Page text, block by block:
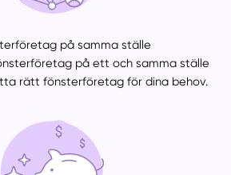
på samma ställe
på ett och samma ställe
rätt fönsterföretag för dina behov.